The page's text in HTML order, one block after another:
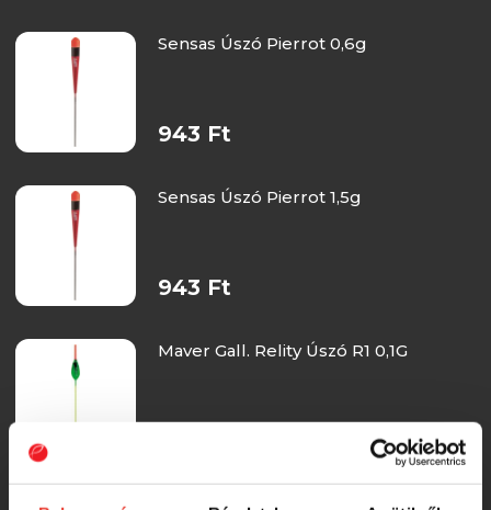
Sensas Úszó Pierrot 0,6g
943 Ft
Sensas Úszó Pierrot 1,5g
943 Ft
Maver Gall. Relity Úszó R1 0,1G
Maver Gall. Relity Úszó R2 0,1G